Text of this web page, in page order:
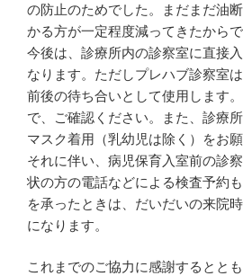
の防止のためでした。まだまだ油
かる方が一定程度減ってきたからで
今後は、診療所内の診察室に直接
なります。ただしプレハブ診察室
前後の待ち合いとして使用します
で、ご確認ください。また、診療
マスク着用（乳幼児は除く）をお願
それに伴い、病児保育入室前の診
状の方の電話などによる検査予約
を承ったときは、だいだいの来院
になります。
これまでのご協力に感謝するとと